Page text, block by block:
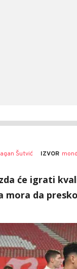
Šutvić IZVOR
će igrati
mora da